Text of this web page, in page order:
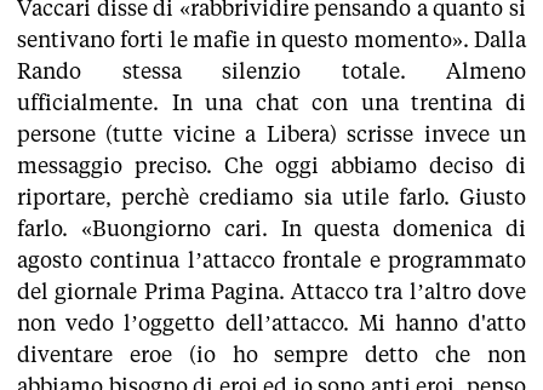
Vaccari disse di «rabbrividire pensando a quanto si
sentivano forti le mafie in questo momento». Dalla
Rando stessa silenzio totale. Almeno
ufficialmente. In una chat con una trentina di
persone (tutte vicine a Libera) scrisse invece un
messaggio preciso. Che oggi abbiamo deciso di
riportare, perchè crediamo sia utile farlo. Giusto
farlo. «Buongiorno cari. In questa domenica di
agosto continua l’attacco frontale e programmato
del giornale Prima Pagina. Attacco tra l’altro dove
non vedo l’oggetto dell’attacco. Mi hanno d'atto
diventare eroe (io ho sempre detto che non